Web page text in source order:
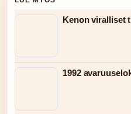
Kenon viralliset
1992